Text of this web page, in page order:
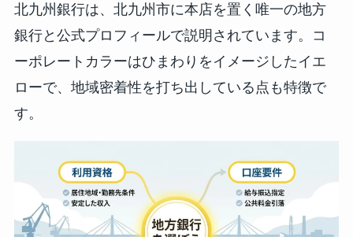
北九州銀行は、北九州市に本店を置く唯一の地方
銀行と公式プロフィールで説明されています。コ
ーポレートカラーはひまわりをイメージしたイエ
ローで、地域密着性を打ち出している点も特徴で
す。